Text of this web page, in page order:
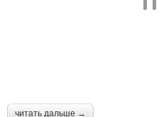
читать дальше →